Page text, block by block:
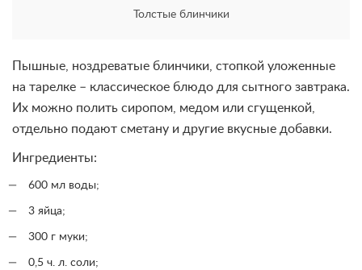
Толстые блинчики
Пышные, ноздреватые блинчики, стопкой уложенные
на тарелке – классическое блюдо для сытного завтрака.
Их можно полить сиропом, медом или сгущенкой,
отдельно подают сметану и другие вкусные добавки.
Ингредиенты:
600 мл воды;
3 яйца;
300 г муки;
0,5 ч. л. соли;